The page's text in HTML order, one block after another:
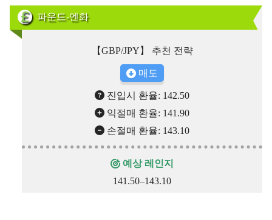
파운드-엔화
【GBP/JPY】 추천 전략
매도
진입시 환율: 142.50
익절매 환율: 141.90
손절매 환율: 143.10
예상 레인지
141.50–143.10